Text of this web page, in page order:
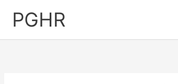
PGHR